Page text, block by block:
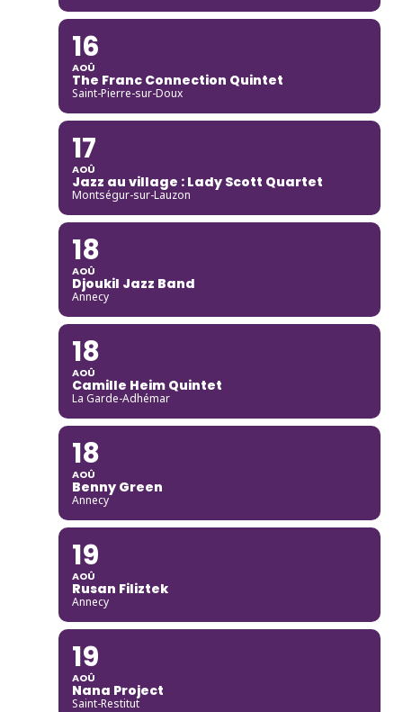
16
AOÛ
The Franc Connection Quintet
Saint-Pierre-sur-Doux
17
AOÛ
Jazz au village : Lady Scott Quartet
Montségur-sur-Lauzon
18
AOÛ
Djoukil Jazz Band
Annecy
18
AOÛ
Camille Heim Quintet
La Garde-Adhémar
18
AOÛ
Benny Green
Annecy
19
AOÛ
Rusan Filiztek
Annecy
19
AOÛ
Nana Project
Saint-Restitut